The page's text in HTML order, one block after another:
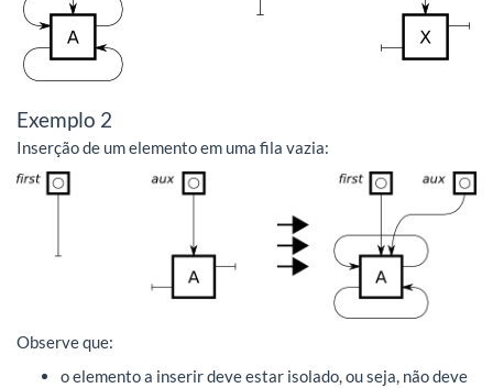
Exemplo 2
Inserção de um elemento em uma fila vazia:
Observe que:
o elemento a inserir deve estar isolado, ou seja, não deve